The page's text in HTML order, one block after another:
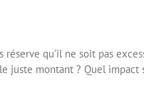
qu’il ne soit pas
juste montant ? Quel impact